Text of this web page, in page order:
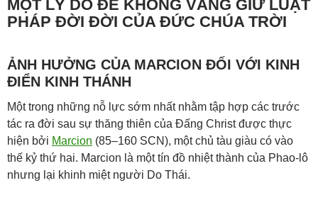
MỘT LÝ DO ĐỂ KHÔNG VÂNG GIỮ LUẬT
PHÁP ĐỜI ĐỜI CỦA ĐỨC CHÚA TRỜI
ẢNH HƯỞNG CỦA MARCION ĐỐI VỚI KINH
ĐIỂN KINH THÁNH
Một trong những nỗ lực sớm nhất nhằm tập hợp các trước
tác ra đời sau sự thăng thiên của Đấng Christ được thực
hiện bởi Marcion (85–160 SCN), một chủ tàu giàu có vào
thế kỷ thứ hai. Marcion là một tín đồ nhiệt thành của Phao-lô
nhưng lại khinh miệt người Do Thái.